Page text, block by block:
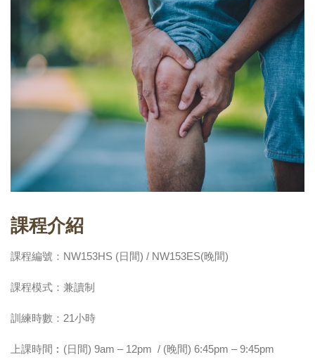
課程介紹
課程編號：NW153HS (日間) / NW153ES(晚間)
課程模式：兼讀制
訓練時數：21小時
上課時間︰(日間) 9am – 12pm / (晚間) 6:45pm – 9:45pm